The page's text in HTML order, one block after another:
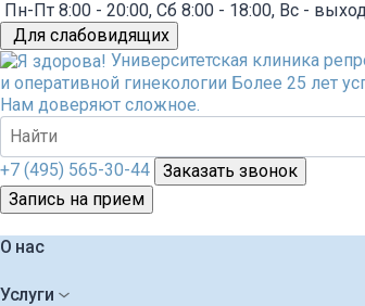
Пн-Пт 8:00 - 20:00, Сб 8:00 - 18:00, Вс -
Для слабовидящих
Университетская клиника
и оперативной гинекологии Более 25 лет
Нам доверяют сложное.
+7 (495) 565-30-44
Заказать звонок
Запись на прием
О нас
Услуги